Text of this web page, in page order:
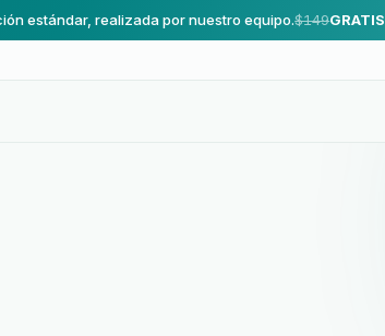
estándar, realizada por nuestro equipo.$149GRATIS